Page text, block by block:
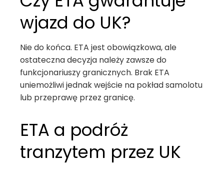
wjazd do UK?
Nie do końca. ETA jest obowiązkowa, ale
ostateczna decyzja należy zawsze do
funkcjonariuszy granicznych. Brak ETA
uniemożliwi jednak wejście na pokład samolotu
lub przeprawę przez granicę.
ETA a podróż
tranzytem przez UK